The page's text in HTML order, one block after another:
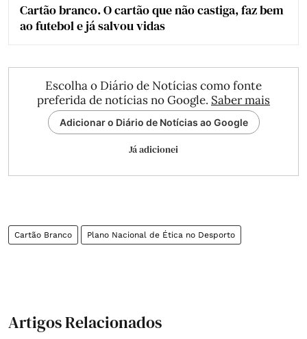
Cartão branco. O cartão que não castiga, faz bem
ao futebol e já salvou vidas
Escolha o Diário de Notícias como fonte
preferida de notícias no Google. Saber mais
Adicionar o Diário de Notícias ao Google
Já adicionei
Cartão Branco Plano Nacional de Ética no Desporto
Artigos Relacionados